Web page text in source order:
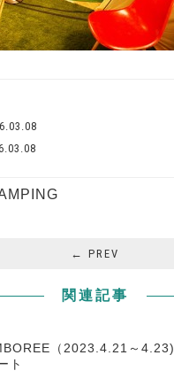
← PREV
関連記事
（2023.4.21～4.23)
ト